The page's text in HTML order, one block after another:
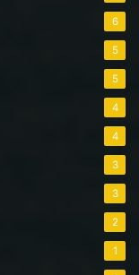
6
5
5
4
4
3
3
2
1